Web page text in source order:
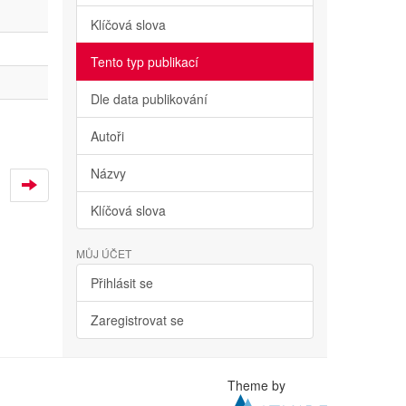
Klíčová slova
Tento typ publikací
Dle data publikování
Autoři
Názvy
Klíčová slova
MŮJ ÚČET
Přihlásit se
Zaregistrovat se
Theme by